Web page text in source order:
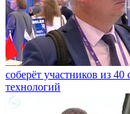
соберёт участников из
технологий